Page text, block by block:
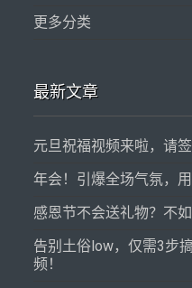
更多分类
最新文章
元旦祝福视频来啦，请签
年会！引爆全场气氛，
感恩节不会送礼物？不
告别土俗low，仅需3步
频！